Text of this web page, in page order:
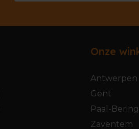
Onze
Antwerpen
Gent
Paal-
Zaventem